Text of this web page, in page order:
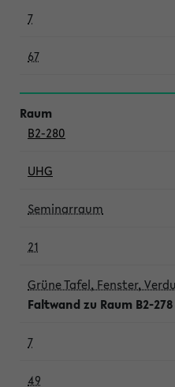
7
67
B2-280
UHG
Seminarraum
21
Grüne Tafel, Fenster,
Faltwand zu Raum B2-278
7
49